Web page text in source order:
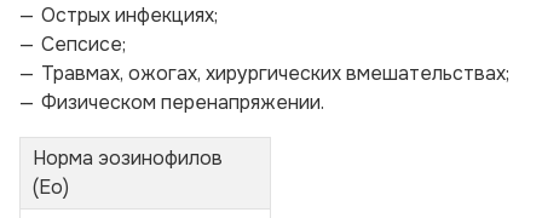
Острых инфекциях;
Сепсисе;
Травмах, ожогах, хирургических вмешательствах;
Физическом перенапряжении.
Норма эозинофилов
(Ео)